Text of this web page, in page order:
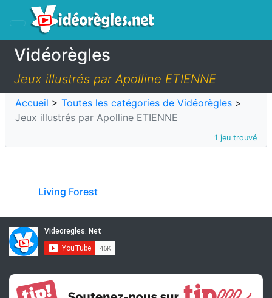
Vidéorègles
Jeux illustrés par Apolline ETIENNE
Accueil > Toutes les catégories de Vidéorègles >
Jeux illustrés par Apolline ETIENNE
1 jeu trouvé
Living Forest